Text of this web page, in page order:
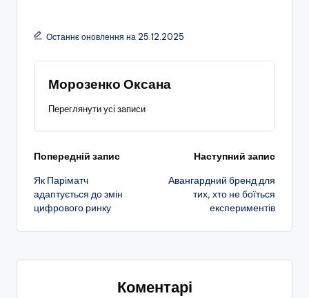
Останнє оновлення на 25.12.2025
Морозенко Оксана
Переглянути усі записи
Навігація
по
запису
Попередній запис
Як Паріматч
адаптується до змін
цифрового ринку
Наступний запис
Авангардний бренд для
тих, хто не боїться
експериментів
Коментарі